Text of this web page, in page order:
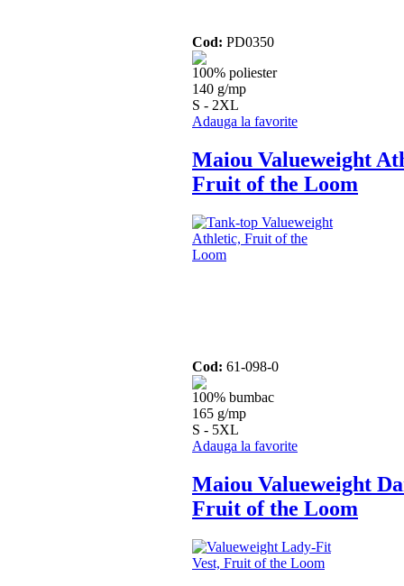
Cod: PD0350
100% poliester
140 g/mp
S - 2XL
Adauga la favorite
Maiou Valueweight
Fruit of the Loom
Cod: 61-098-0
100% bumbac
165 g/mp
S - 5XL
Adauga la favorite
Maiou Valueweight
Fruit of the Loom